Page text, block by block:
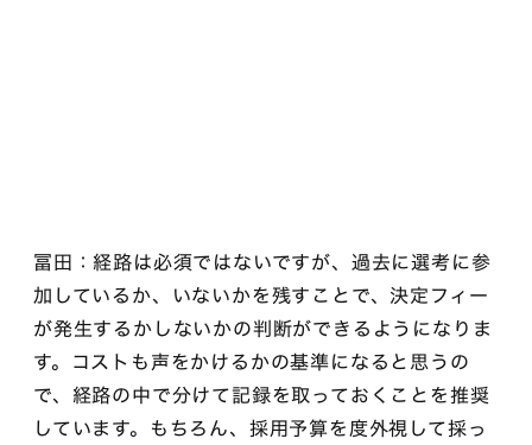
冨田：経路は必須ではないですが、過去に選考に参
加しているか、いないかを残すことで、決定フィー
が発生するかしないかの判断ができるようになりま
す。コストも声をかけるかの基準になると思うの
で、経路の中で分けて記録を取っておくことを推奨
しています。もちろん、採用予算を度外視して採っ